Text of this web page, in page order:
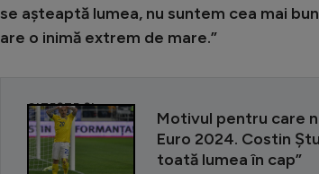
se așteaptă lumea, nu suntem cea mai
are o inimă extrem de mare.”
CITEȘTE ȘI
Motivul pentru care
Euro 2024. Costin
toată lumea în cap”